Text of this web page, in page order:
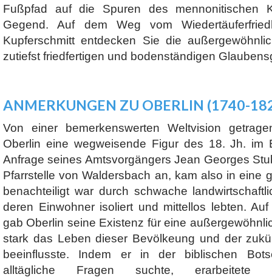
Fußpfad auf die Spuren des mennonitischen
Gegend. Auf dem Weg vom
Kupferschmitt entdecken Sie die
zutiefst friedfertigen und bodenständigen
ANMERKUNGEN ZU OBERLIN (1740-
Von einer bemerkenswerten Weltvision
Oberlin eine wegweisende Figur des 18. Jh. im
Anfrage seines Amtsvorgängers Jean Georges
Pfarrstelle von Waldersbach an, kam also in eine
benachteiligt war durch schwache
deren Einwohner isoliert und mittellos lebten.
gab Oberlin seine Existenz für eine
stark das Leben dieser Bevölkeung und der
beeinflusste. Indem er in der biblischen
alltägliche Fragen suchte,